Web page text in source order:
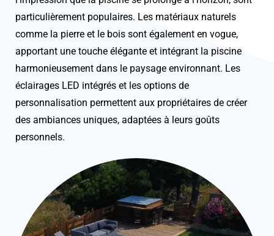
particulièrement populaires. Les matériaux naturels
comme la pierre et le bois sont également en vogue,
apportant une touche élégante et intégrant la piscine
harmonieusement dans le paysage environnant. Les
éclairages LED intégrés et les options de
personnalisation permettent aux propriétaires de créer
des ambiances uniques, adaptées à leurs goûts
personnels.